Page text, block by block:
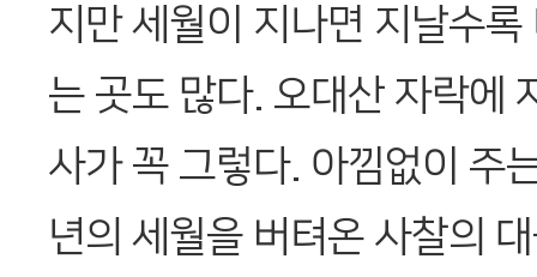
지만 세월이 지나면 지날수
는 곳도 많다. 오대산 자락에
사가 꼭 그렇다. 아낌없이 주
년의 세월을 버텨온 사찰의